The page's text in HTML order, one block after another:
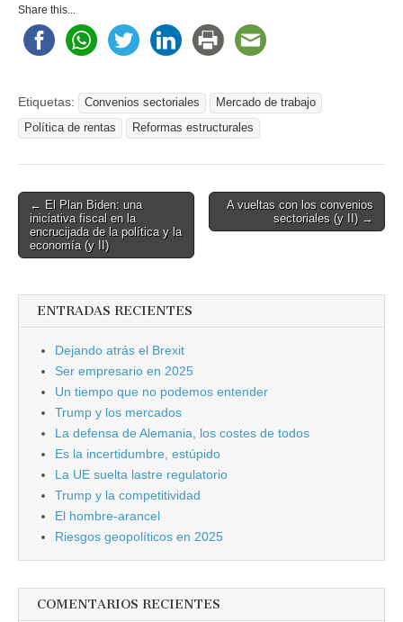
Share this...
Etiquetas: Convenios sectoriales
Mercado de trabajo
Política de rentas
Reformas estructurales
Post
navigation
← El Plan Biden: una
iniciativa fiscal en la
encrucijada de la política y la
economía (y II)
A vueltas con los convenios
sectoriales (y II) →
ENTRADAS RECIENTES
Dejando atrás el Brexit
Ser empresario en 2025
Un tiempo que no podemos entender
Trump y los mercados
La defensa de Alemania, los costes de todos
Es la incertidumbre, estúpido
La UE suelta lastre regulatorio
Trump y la competitividad
El hombre-arancel
Riesgos geopolíticos en 2025
COMENTARIOS RECIENTES